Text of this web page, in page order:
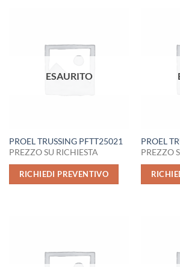
ESAURITO
PROEL TRUSSING PFTT25021
PREZZO SU RICHIESTA
RICHIEDI PREVENTIVO
PROEL
PREZZO